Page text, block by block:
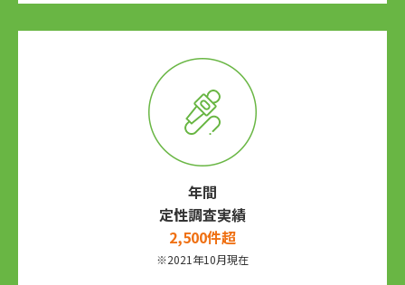
年間
定性調査実績
2,500件超
※2021年10⽉現在